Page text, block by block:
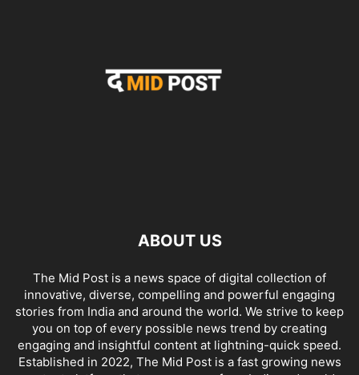
ABOUT US
The Mid Post is a news space of digital collection of
innovative, diverse, compelling and powerful engaging
stories from India and around the world. We strive to keep
you on top of every possible news trend by creating
engaging and insightful content at lightning-quick speed.
Established in 2022, The Mid Post is a fast growing news